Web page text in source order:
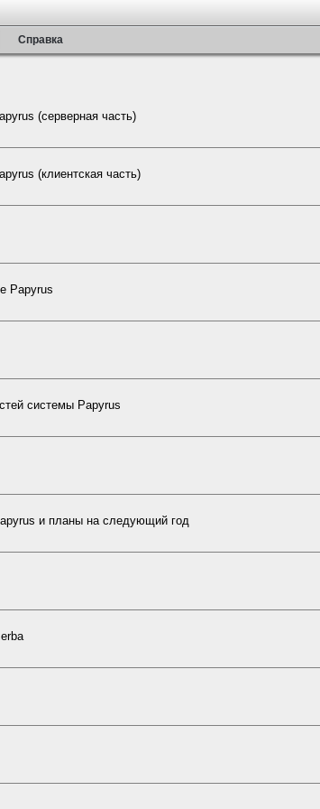
Справка
(серверная часть)
(клиентская часть)
Papyrus
системы Papyrus
и планы на следующий год